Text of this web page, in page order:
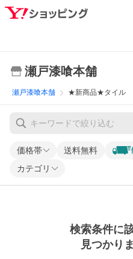
瀬戸漆喰本舗
瀬戸漆喰本舗 ★新商品★タイル
価格帯 送料無料
カテゴリ
検索条件に
見つかり